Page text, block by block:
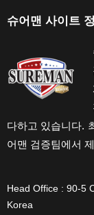
슈어맨 사이트
다하고 있습니다.
어맨 검증팀에서
Head Office : 90-5
Korea